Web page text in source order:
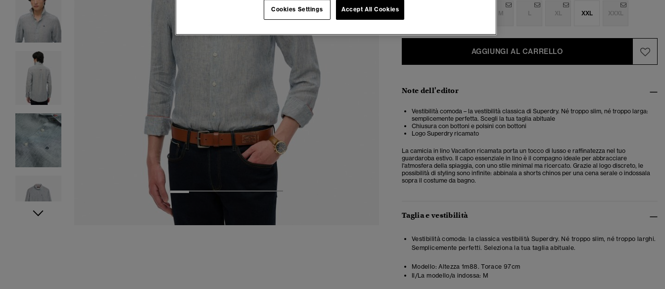
6
M L XL XXL XXXL
AGGIUNGI AL CARRELLO
Note dell'editor
Vestibilità comoda – la vestibilità classica di Superdry. Né troppo slim, né troppo larga:
semplicemente perfetta. Scegli la tua taglia abituale
Chiusura con bottoni e polsini con bottoni
Logo Superdry ricamato
La camicia in lino Vacation ricamata porta un tocco di lusso e raffinatezza nel tuo
guardaroba estivo. Il capo essenziale in lino è il compagno ideale per abbracciare
l'atmosfera della spiaggia, con uno stile minimal ma ricercato. Grazie al logo discreto, le
possibilità di styling sono infinite: abbinala a shorts chinos per una cena serale o indossala
sopra il costume da bagno.
Taglia e vestibilità
Vestibilità comoda: la classica vestibilità Superdry. Né troppo slim, né troppo larghi.
Semplicemente perfetti. Seleziona la tua taglia abituale.
Modello: Altezza 1m88. Torace 97cm
Il/La modello/a indossa: M
Cookies Settings Accept All Cookies